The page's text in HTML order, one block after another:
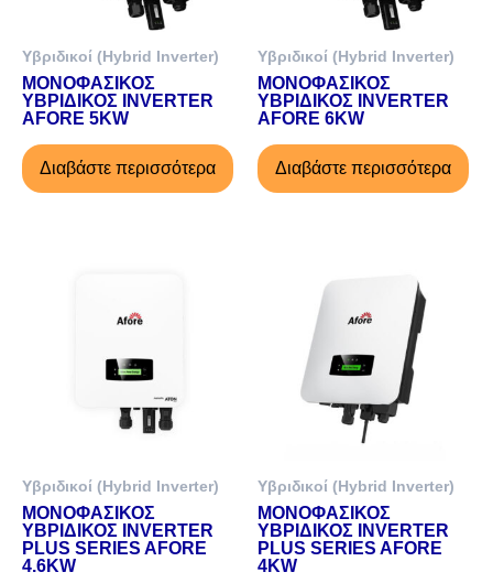
Υβριδικοί (Hybrid Inverter)
ΜΟΝΟΦΑΣΙΚΟΣ
ΥΒΡΙΔΙΚΟΣ INVERTER
AFORE 5KW
Διαβάστε περισσότερα
Υβριδικοί (Hybrid Inverter)
ΜΟΝΟΦΑΣΙΚΟΣ
ΥΒΡΙΔΙΚΟΣ INVERTER
AFORE 6KW
Διαβάστε περισσότερα
Υβριδικοί (Hybrid Inverter)
ΜΟΝΟΦΑΣΙΚΟΣ
ΥΒΡΙΔΙΚΟΣ INVERTER
PLUS SERIES AFORE
4.6KW
Υβριδικοί (Hybrid Inverter)
ΜΟΝΟΦΑΣΙΚΟΣ
ΥΒΡΙΔΙΚΟΣ INVERTER
PLUS SERIES AFORE
4KW